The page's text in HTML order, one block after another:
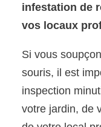
infestation de
vos locaux
Si vous
souris, il est
inspection
votre jardin, de